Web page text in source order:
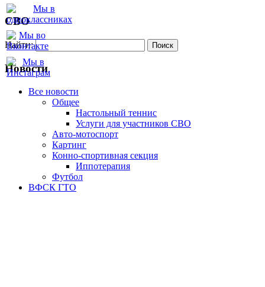
СВО
Найти:
Новости
Все новости
Oбщее
Настольный теннис
Услуги для участников СВО
Авто-мотоспорт
Картинг
Конно-спортивная секция
Иппотерапия
Футбол
ВФСК ГТО